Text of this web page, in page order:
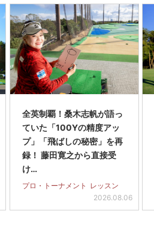
全英制覇！桑木志帆が語っ
ていた「100Yの精度アッ
プ」「飛ばしの秘密」を再
録！ 藤田寛之から直接受
け…
プロ・トーナメント レッスン
2026.08.06